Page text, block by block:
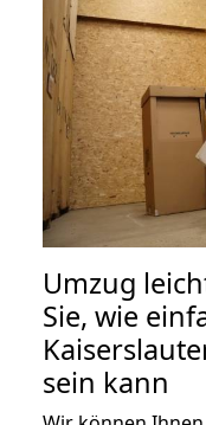
Umzug
Sie, wie
sein kann